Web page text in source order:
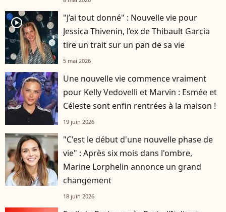
player2
"J’ai tout donné" : Nouvelle vie pour
Jessica Thivenin, l’ex de Thibault Garcia
tire un trait sur un pan de sa vie
5 mai 2026
Une nouvelle vie commence vraiment
pour Kelly Vedovelli et Marvin : Esmée et
Céleste sont enfin rentrées à la maison !
19 juin 2026
"C'est le début d'une nouvelle phase de
vie" : Après six mois dans l'ombre,
Marine Lorphelin annonce un grand
changement
18 juin 2026